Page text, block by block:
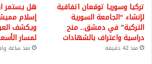
تركيا وسوريا توقعان اتفاقية
لإنشاء “الجامعة السورية
التركية” في دمشق.. منح
دراسية واعتراف بالشهادات
منذ 42 دقيقة
هل يستمر
إسلام
ويكشف
لمسار
منذ ساعة